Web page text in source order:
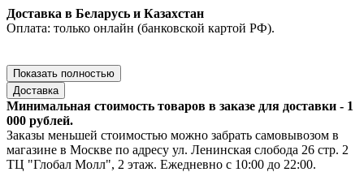
Доставка в Беларусь и Казахстан
Оплата: только онлайн (банковской картой РФ).
Показать полностью
Доставка
Минимальная стоимость товаров в заказе для доставки - 1
000 рублей.
Заказы меньшей стоимостью можно забрать самовывозом в
магазине в Москве по адресу ул. Ленинская слобода 26 стр. 2
ТЦ "Глобал Молл", 2 этаж. Ежедневно с 10:00 до 22:00.